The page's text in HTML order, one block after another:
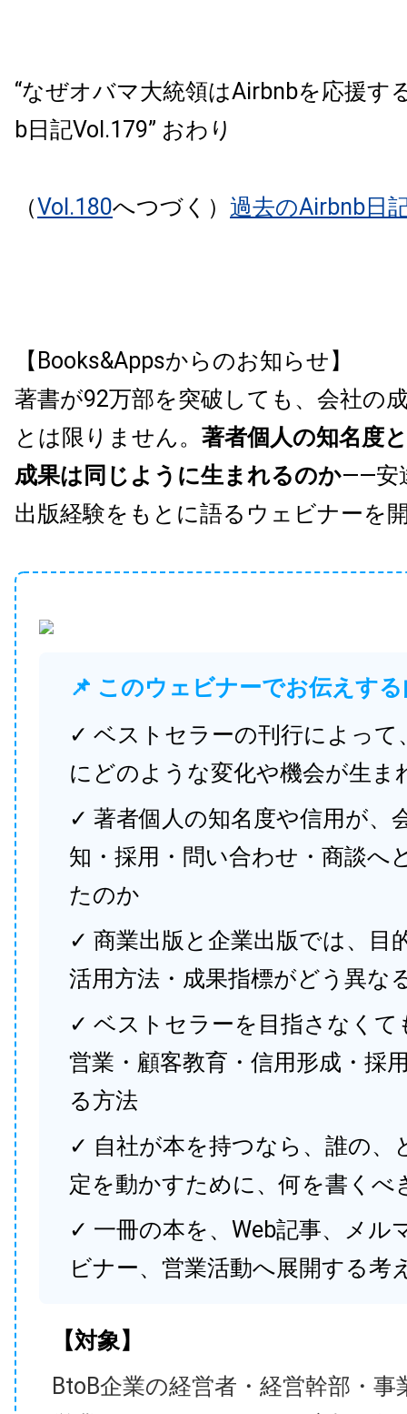
“なぜオバマ大統領はAirbnbを応援
b日記Vol.179” おわり
（Vol.180へつづく） 過去のAirbnb日
【Books&Appsからのお知らせ】
著書が92万部を突破しても、会社の
とは限りません。 著者個人の知名度
成果は同じように生まれるのか——安
出版経験をもとに語るウェビナーを
📌 このウェビナーでお伝えす
✓ ベストセラーの刊行によって
にどのような変化や機会が生ま
✓ 著者個人の知名度や信用が、
知・採用・問い合わせ・商談へ
たのか
✓ 商業出版と企業出版では、目
活用方法・成果指標がどう異な
✓ ベストセラーを目指さなくて
営業・顧客教育・信用形成・採
る方法
✓ 自社が本を持つなら、誰の、
定を動かすために、何を書くべ
✓ 一冊の本を、Web記事、メル
ビナー、営業活動へ展開する考
【対象】
BtoB企業の経営者・経営幹部・事